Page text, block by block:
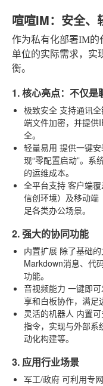
喧喧IM：安全、
作为私有化部署IM的
单位的实际需求，实
衡。
1. 核心亮点：不仅是
极致安全 支持通讯
端文件加密，并提供
全。
轻量易用 提供一键
现“零配置启动”。系
的运维成本。
全平台支持 客户端
信创环境）及移动端
足各类办公场景。
2. 强大的协同功能
内置扩展 除了基础
Markdown消息、代
功能。
音视频能力 一键即
享和白板协作，满足
灵活的机器人 内置
指令，实现与外部系
动化构建等。
3. 应用行业场景
军工/政府 可利用专